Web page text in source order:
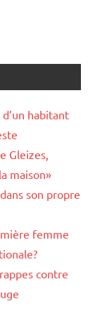
habitant
Gleizes,
maison»
son propre
femme
contre